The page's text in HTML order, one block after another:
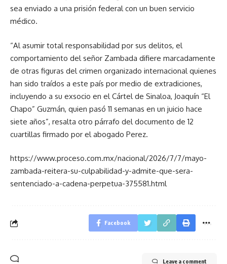
sea enviado a una prisión federal con un buen servicio
médico.
“Al asumir total responsabilidad por sus delitos, el
comportamiento del señor Zambada difiere marcadamente
de otras figuras del crimen organizado internacional quienes
han sido traídos a este país por medio de extradiciones,
incluyendo a su exsocio en el Cártel de Sinaloa, Joaquín “El
Chapo” Guzmán, quien pasó 11 semanas en un juicio hace
siete años”, resalta otro párrafo del documento de 12
cuartillas firmado por el abogado Perez.
https://www.proceso.com.mx/nacional/2026/7/7/mayo-
zambada-reitera-su-culpabilidad-y-admite-que-sera-
sentenciado-a-cadena-perpetua-375581.html
Facebook
Leave a comment